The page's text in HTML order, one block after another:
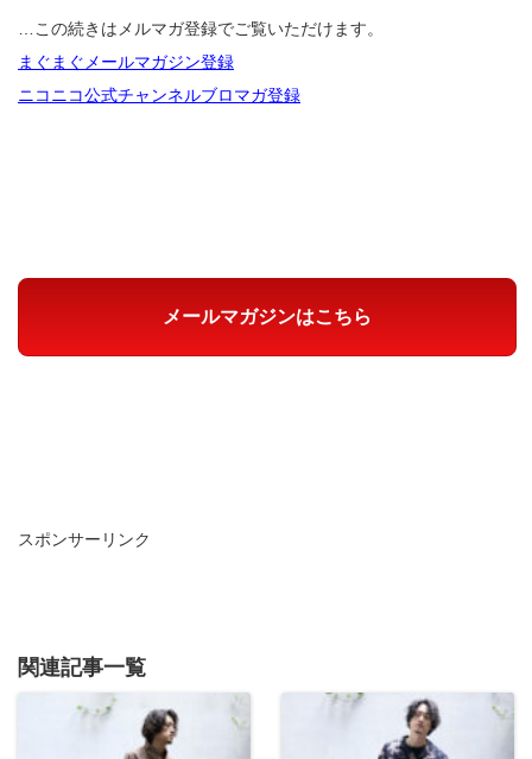
…この続きはメルマガ登録でご覧いただけます。
まぐまぐメールマガジン登録
ニコニコ公式チャンネルブロマガ登録
メールマガジンはこちら
スポンサーリンク
関連記事一覧